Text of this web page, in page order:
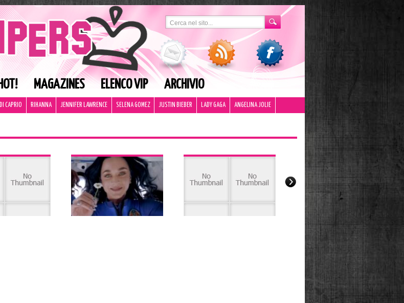
HOT! MAGAZINES ELENCO VIP ARCHIVIO
CAPRIO RIHANNA JENNIFER LAWRENCE SELENA GOMEZ JUSTIN BIEBER LADY GAGA ANGELINA JOLIE